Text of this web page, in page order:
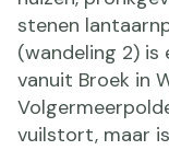
stenen
(wandeling 2) is
vanuit Broek in
vuilstort, maar